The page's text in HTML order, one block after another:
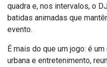
quadra e, nos intervalos, o
batidas animadas que
evento.
É mais do que um jogo: é
urbana e entretenimento,